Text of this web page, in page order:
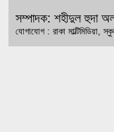
সম্পাদক: শহীদুল হুদা
যোগাযোগ : রাকা